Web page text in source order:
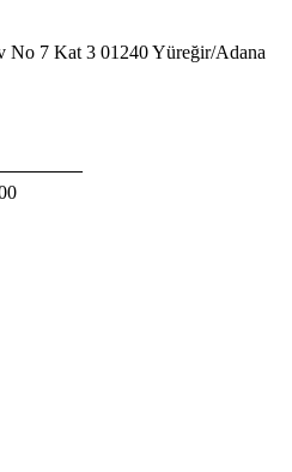
No 7 Kat 3 01240 Yüreğir/Adana